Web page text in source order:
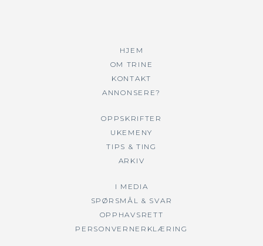
HJEM
OM TRINE
KONTAKT
ANNONSERE?
OPPSKRIFTER
UKEMENY
TIPS & TING
ARKIV
I MEDIA
SPØRSMÅL & SVAR
OPPHAVSRETT
PERSONVERNERKLÆRING